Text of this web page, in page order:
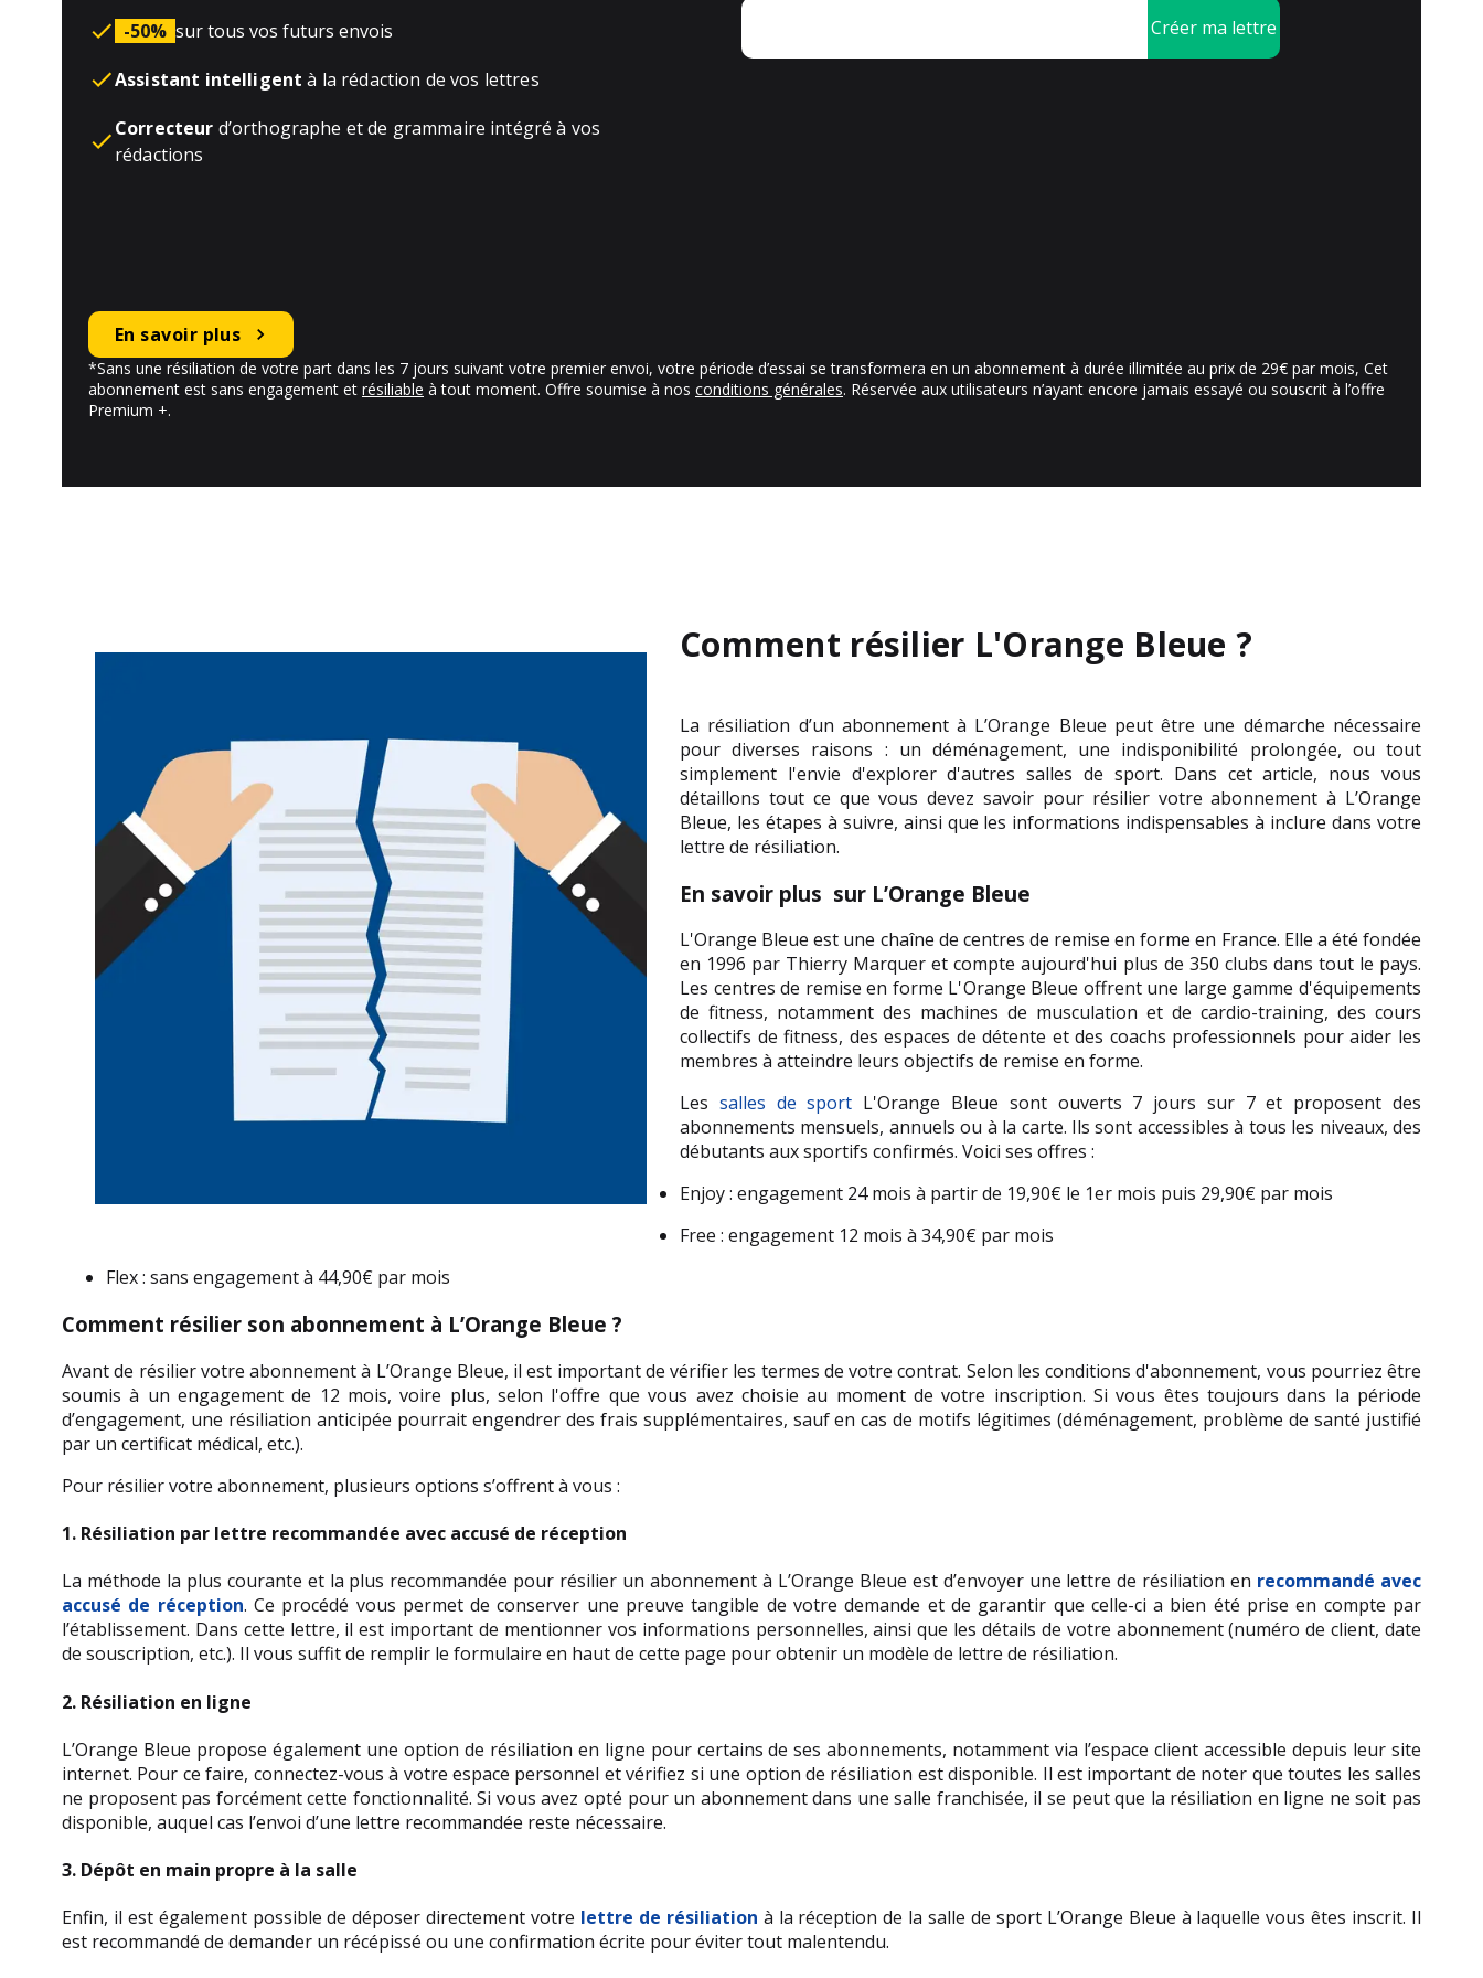
Comment résilier L'Orange Bleue ?
La résiliation d’un abonnement à L’Orange Bleue peut être une démarche nécessaire
pour diverses raisons : un déménagement, une indisponibilité prolongée, ou tout
simplement l'envie d'explorer d'autres salles de sport. Dans cet article, nous vous
détaillons tout ce que vous devez savoir pour résilier votre abonnement à L’Orange
Bleue, les étapes à suivre, ainsi que les informations indispensables à inclure dans votre
lettre de résiliation.
En savoir plus  sur L’Orange Bleue
L'Orange Bleue est une chaîne de centres de remise en forme en France. Elle a été fondée
en 1996 par Thierry Marquer et compte aujourd'hui plus de 350 clubs dans tout le pays.
Les centres de remise en forme L'Orange Bleue offrent une large gamme d'équipements
de fitness, notamment des machines de musculation et de cardio-training, des cours
collectifs de fitness, des espaces de détente et des coachs professionnels pour aider les
membres à atteindre leurs objectifs de remise en forme.
Les salles de sport L'Orange Bleue sont ouverts 7 jours sur 7 et proposent des
abonnements mensuels, annuels ou à la carte. Ils sont accessibles à tous les niveaux, des
débutants aux sportifs confirmés. Voici ses offres :
Enjoy : engagement 24 mois à partir de 19,90€ le 1er mois puis 29,90€ par mois
Free : engagement 12 mois à 34,90€ par mois
Flex : sans engagement à 44,90€ par mois
Comment résilier son abonnement à L’Orange Bleue ?
Avant de résilier votre abonnement à L’Orange Bleue, il est important de vérifier les termes de votre contrat. Selon les conditions d'abonnement, vous pourriez être
soumis à un engagement de 12 mois, voire plus, selon l'offre que vous avez choisie au moment de votre inscription. Si vous êtes toujours dans la période
d’engagement, une résiliation anticipée pourrait engendrer des frais supplémentaires, sauf en cas de motifs légitimes (déménagement, problème de santé justifié
par un certificat médical, etc.).
Pour résilier votre abonnement, plusieurs options s’offrent à vous :
1. Résiliation par lettre recommandée avec accusé de réception
La méthode la plus courante et la plus recommandée pour résilier un abonnement à L’Orange Bleue est d’envoyer une lettre de résiliation en recommandé avec
accusé de réception. Ce procédé vous permet de conserver une preuve tangible de votre demande et de garantir que celle-ci a bien été prise en compte par
l’établissement. Dans cette lettre, il est important de mentionner vos informations personnelles, ainsi que les détails de votre abonnement (numéro de client, date
de souscription, etc.). Il vous suffit de remplir le formulaire en haut de cette page pour obtenir un modèle de lettre de résiliation.
2. Résiliation en ligne
L’Orange Bleue propose également une option de résiliation en ligne pour certains de ses abonnements, notamment via l’espace client accessible depuis leur site
internet. Pour ce faire, connectez-vous à votre espace personnel et vérifiez si une option de résiliation est disponible. Il est important de noter que toutes les salles
ne proposent pas forcément cette fonctionnalité. Si vous avez opté pour un abonnement dans une salle franchisée, il se peut que la résiliation en ligne ne soit pas
disponible, auquel cas l’envoi d’une lettre recommandée reste nécessaire.
3. Dépôt en main propre à la salle
Enfin, il est également possible de déposer directement votre lettre de résiliation à la réception de la salle de sport L’Orange Bleue à laquelle vous êtes inscrit. Il
est recommandé de demander un récépissé ou une confirmation écrite pour éviter tout malentendu.
-50% sur tous vos futurs envois
Assistant intelligentà la rédaction de vos lettres
Correcteur d’orthographe et de grammaire intégré à vos
rédactions
Créer ma lettre
En savoir plus
*Sans une résiliation de votre part dans les 7 jours suivant votre premier envoi, votre période d’essai se transformera en un abonnement à durée illimitée au prix de 29€ par mois, Cet
abonnement est sans engagement et résiliable à tout moment. Offre soumise à nos conditions générales. Réservée aux utilisateurs n’ayant encore jamais essayé ou souscrit à l’offre
Premium +.